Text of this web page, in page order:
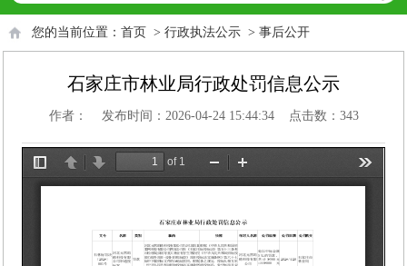
您的当前位置： 首页 > 行政执法公示 > 事后公开
石家庄市林业局行政处罚信息公示
作者： 发布时间：2026-04-24 15:44:34 点击数： 343